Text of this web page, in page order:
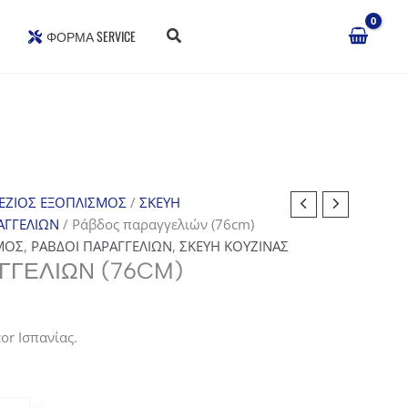
ΦΌΡΜΑ SERVICE
ΕΞΟΠΛΙΣΜΟΣ/ ΣΚΕΥΗ
/ Ράβδος παραγγελιών (76cm)
, ΡΑΒΔΟΙ ΠΑΡΑΓΓΕΛΙΩΝ, ΣΚΕΥΗ ΚΟΥΖΙΝΑΣ
(76CM)
Ισπανίας.